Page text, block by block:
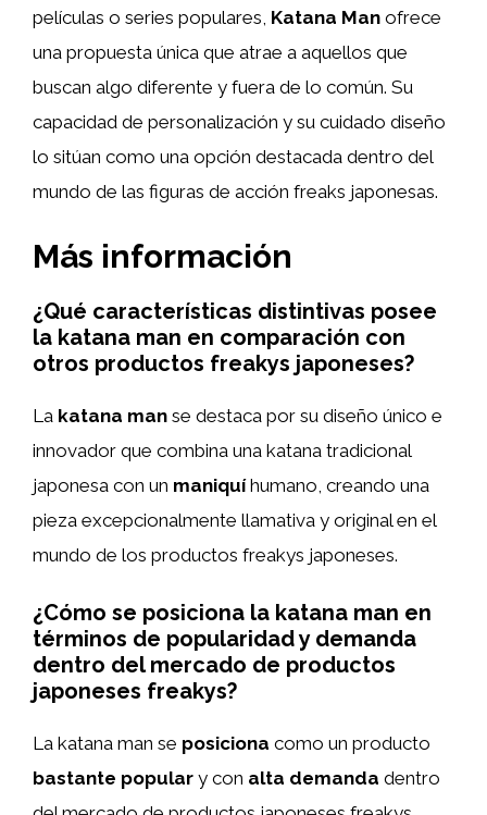
películas o series populares, Katana Man ofrece
una propuesta única que atrae a aquellos que
buscan algo diferente y fuera de lo común. Su
capacidad de personalización y su cuidado diseño
lo sitúan como una opción destacada dentro del
mundo de las figuras de acción freaks japonesas.
Más información
¿Qué características distintivas posee
la katana man en comparación con
otros productos freakys japoneses?
La katana man se destaca por su diseño único e
innovador que combina una katana tradicional
japonesa con un maniquíhumano, creando una
pieza excepcionalmente llamativa y original en el
mundo de los productos freakys japoneses.
¿Cómo se posiciona la katana man en
términos de popularidad y demanda
dentro del mercado de productos
japoneses freakys?
La katana man se posiciona como un producto
bastante popular y con alta demanda dentro